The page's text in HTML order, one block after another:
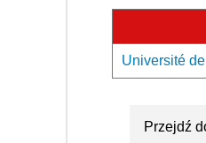
Université
Przejdź